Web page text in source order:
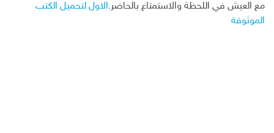
مع العيش في اللحظة والاستمتاع بالحاضر.الاول لتحميل الكتب
الموثوقة